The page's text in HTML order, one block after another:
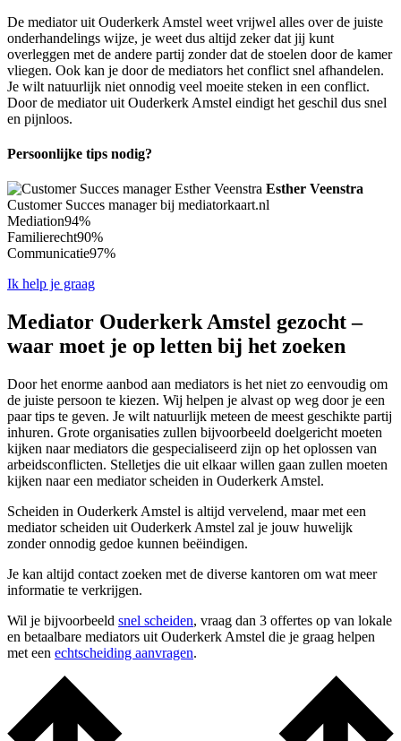
De mediator uit Ouderkerk Amstel weet vrijwel alles over de juiste
onderhandelings wijze, je weet dus altijd zeker dat jij kunt
overleggen met de andere partij zonder dat de stoelen door de kamer
vliegen. Ook kan je door de mediators het conflict snel afhandelen.
Je wilt natuurlijk niet onnodig veel moeite steken in een conflict.
Door de mediator uit Ouderkerk Amstel eindigt het geschil dus snel
en pijnloos.
Persoonlijke tips nodig?
Esther Veenstra
Customer Succes manager bij mediatorkaart.nl
Mediation94%
Familierecht90%
Communicatie97%
Ik help je graag
Mediator Ouderkerk Amstel gezocht –
waar moet je op letten bij het zoeken
Door het enorme aanbod aan mediators is het niet zo eenvoudig om
de juiste persoon te kiezen. Wij helpen je alvast op weg door je een
paar tips te geven. Je wilt natuurlijk meteen de meest geschikte partij
inhuren. Grote organisaties zullen bijvoorbeeld doelgericht moeten
kijken naar mediators die gespecialiseerd zijn op het oplossen van
arbeidsconflicten. Stelletjes die uit elkaar willen gaan zullen moeten
kijken naar een mediator scheiden in Ouderkerk Amstel.
Scheiden in Ouderkerk Amstel is altijd vervelend, maar met een
mediator scheiden uit Ouderkerk Amstel zal je jouw huwelijk
zonder onnodig gedoe kunnen beëindigen.
Je kan altijd contact zoeken met de diverse kantoren om wat meer
informatie te verkrijgen.
Wil je bijvoorbeeld snel scheiden, vraag dan 3 offertes op van lokale
en betaalbare mediators uit Ouderkerk Amstel die je graag helpen
met een echtscheiding aanvragen.